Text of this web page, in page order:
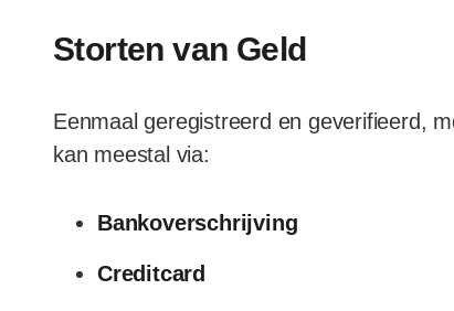
Storten van Geld
Eenmaal geregistreerd en geverifieerd,
kan meestal via:
Bankoverschrijving
Creditcard